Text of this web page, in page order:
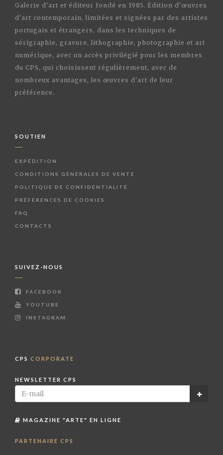
Galerie d'art et éditeur fondé en 1985. Édition d'œuvres
d'art contemporain, limitées et signées par des artistes
portugais et étrangers, dans les techniques de
sérigraphie, gravure, lithographie, photographie et art
numérique, avec un accès privilégié pour les membres
du CPS, qui choisissent régulièrement, avec de
nombreux avantages, les œuvres d'art de leur
préférence.
SOUTIEN
EXPÉDITION
CONDITIONS GÉNÉRALES DE VENTE
POLITIQUE DE CONFIDENTIALITÉ
PRÉFÉRENCES DE COOKIES
FAQ
CONTACTS
SUIVEZ-NOUS
FACEBOOK
YOUTUBE
INSTAGRAM
CPS CORPORATE
NEWSLETTER CPS
MAGAZINE "ARTE" EN LIGNE
PARTENAIRE CPS